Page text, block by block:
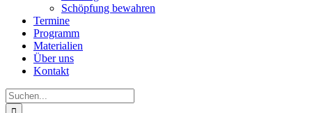
Schöpfung bewahren
Termine
Programm
Materialien
Über uns
Kontakt
Suche
nach: